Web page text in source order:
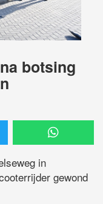
botsing
in
gewond